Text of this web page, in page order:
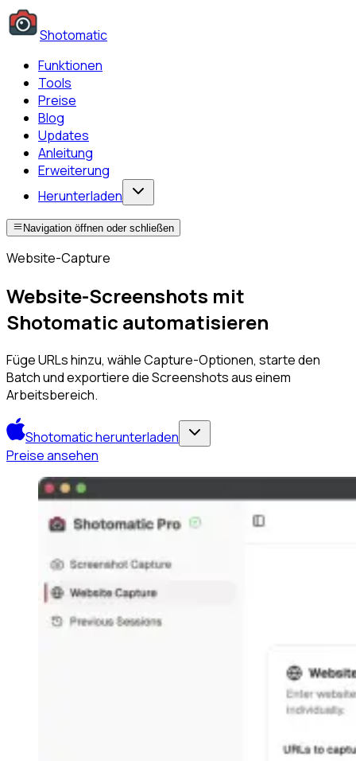
Shotomatic
Funktionen
Tools
Preise
Blog
Updates
Anleitung
Erweiterung
Herunterladen
Navigation öffnen oder schließen
Website-Capture
Website-Screenshots mit
Shotomatic automatisieren
Füge URLs hinzu, wähle Capture-Optionen, starte den
Batch und exportiere die Screenshots aus einem
Arbeitsbereich.
Shotomatic herunterladen
Preise ansehen